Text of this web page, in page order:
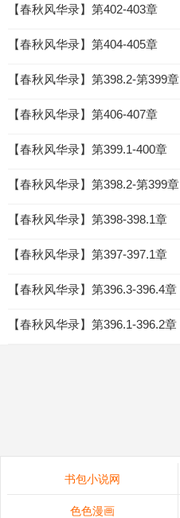
【春秋风华录】第402-403章
【春秋风华录】第404-405章
【春秋风华录】第398.2-第399章
【春秋风华录】第406-407章
【春秋风华录】第399.1-400章
【春秋风华录】第398.2-第399章
【春秋风华录】第398-398.1章
【春秋风华录】第397-397.1章
【春秋风华录】第396.3-396.4章
【春秋风华录】第396.1-396.2章
书包小说网
色色漫画